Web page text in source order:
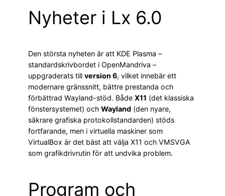
Nyheter i Lx 6.0
Den största nyheten är att KDE Plasma –
standardskrivbordet i OpenMandriva –
uppgraderats till version 6, vilket innebär ett
modernare gränssnitt, bättre prestanda och
förbättrad Wayland-stöd. Både X11 (det klassiska
fönstersystemet) och Wayland (den nyare,
säkrare grafiska protokollstandarden) stöds
fortfarande, men i virtuella maskiner som
VirtualBox är det bäst att välja X11 och VMSVGA
som grafikdrivrutin för att undvika problem.
Program och